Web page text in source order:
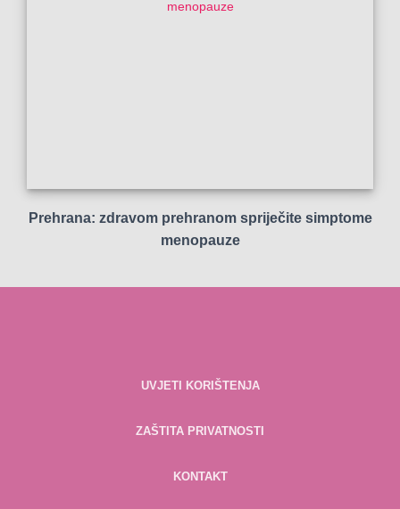
Prehrana: zdravom prehranom spriječite simptome
menopauze
UVJETI KORIŠTENJA
ZAŠTITA PRIVATNOSTI
KONTAKT